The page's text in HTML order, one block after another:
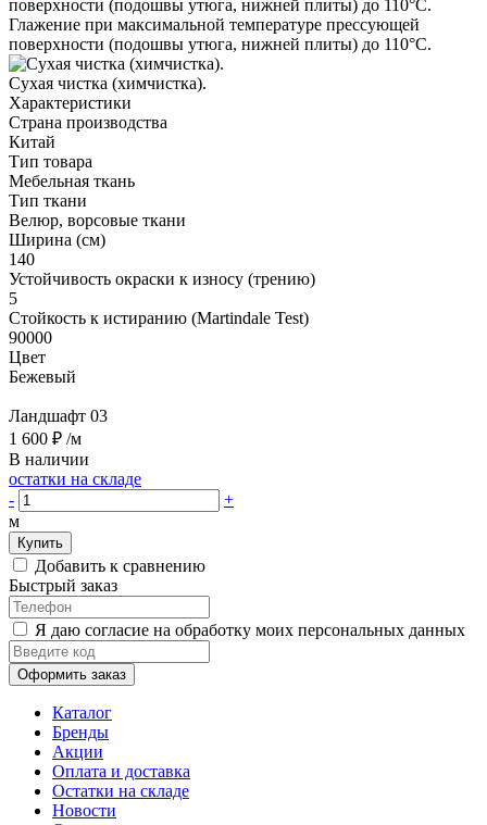
Глажение при максимальной температуре прессующей
поверхности (подошвы утюга, нижней плиты) до 110°С.
Cухая чистка (химчистка).
Характеристики
Страна производства
Китай
Тип товара
Мебельная ткань
Тип ткани
Велюр, ворсовые ткани
Ширина (см)
140
Устойчивость окраски к износу (трению)
5
Стойкость к истиранию (Martindale Test)
90000
Цвет
Бежевый
Ландшафт 03
1 600 ₽ /м
В наличии
остатки на складе
-
+
м
Купить
Добавить к сравнению
Быстрый заказ
Я даю согласие на обработку моих персональных данных
Оформить заказ
Каталог
Бренды
Акции
Оплата и доставка
Остатки на складе
Новости